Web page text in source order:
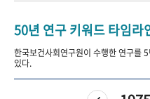
VR 역사관
50년 연구 키워드 타임라
한국보건사회연구원이 수행한 연구를
있다.